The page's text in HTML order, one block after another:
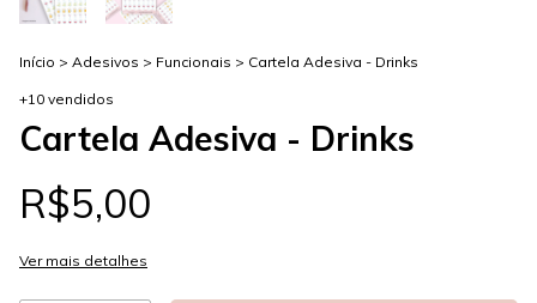
Início > Adesivos > Funcionais > Cartela Adesiva - Drinks
+10 vendidos
Cartela Adesiva - Drinks
R$5,00
Ver mais detalhes